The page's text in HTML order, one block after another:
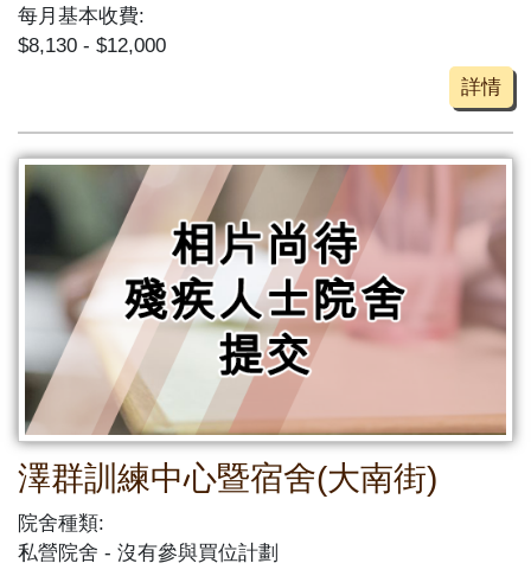
每月基本收費:
$8,130 - $12,000
詳情
澤群訓練中心暨宿舍(大南街)
院舍種類:
私營院舍
沒有參與買位計劃